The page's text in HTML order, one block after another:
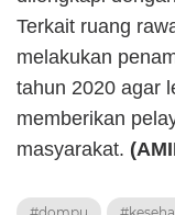
Terkait ruang
melakukan
tahun 2020 agar
memberikan
masyarakat.